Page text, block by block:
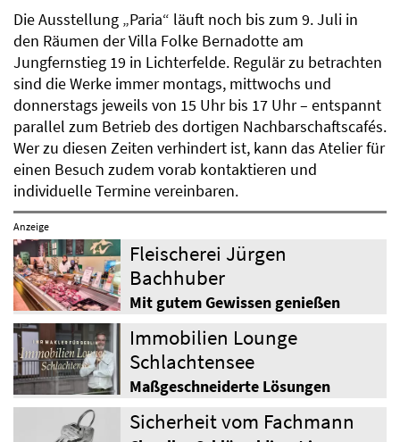
Die Ausstellung „Paria“ läuft noch bis zum 9. Juli in
den Räumen der Villa Folke Bernadotte am
Jungfernstieg 19 in Lichterfelde. Regulär zu betrachten
sind die Werke immer montags, mittwochs und
donnerstags jeweils von 15 Uhr bis 17 Uhr – entspannt
parallel zum Betrieb des dortigen Nachbarschaftscafés.
Wer zu diesen Zeiten verhindert ist, kann das Atelier für
einen Besuch zudem vorab kontaktieren und
individuelle Termine vereinbaren.
Anzeige
Fleischerei Jürgen
Bachhuber
Mit gutem Gewissen genießen
Immobilien Lounge
Schlachtensee
Maßgeschneiderte Lösungen
Sicherheit vom Fachmann